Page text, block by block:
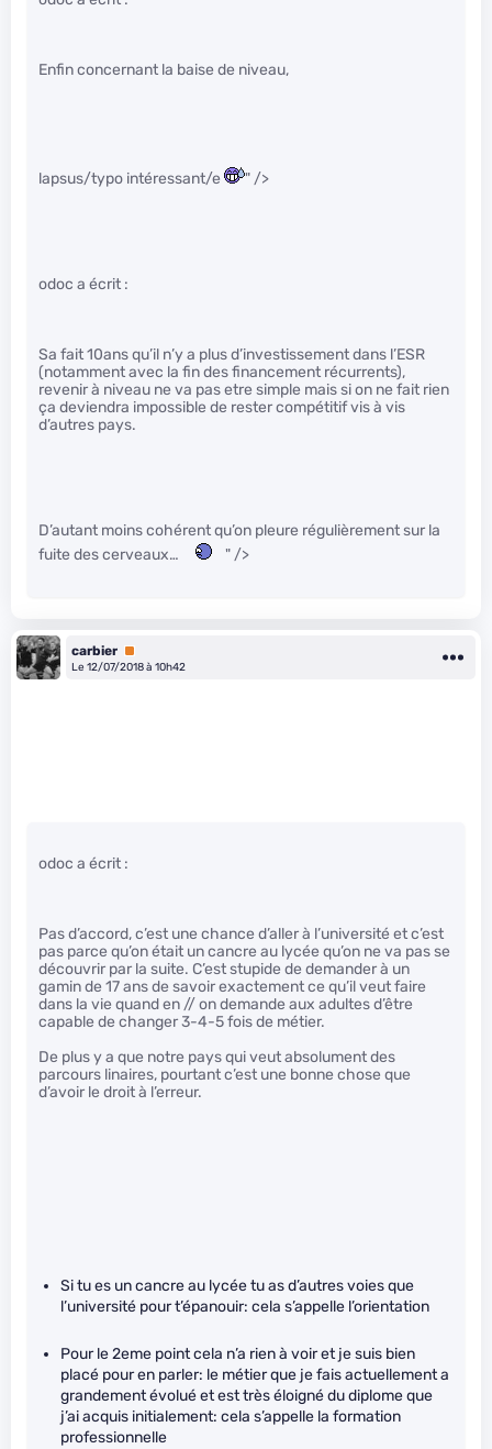
Enfin concernant la baise de niveau,
lapsus/typo intéressant/e " />
odoc a écrit :
Sa fait 10ans qu’il n’y a plus d’investissement dans l’ESR
(notamment avec la fin des financement récurrents),
revenir à niveau ne va pas etre simple mais si on ne fait rien
ça deviendra impossible de rester compétitif vis à vis
d’autres pays.
D’autant moins cohérent qu’on pleure régulièrement sur la
fuite des cerveaux…
" />
carbier Premium
Le 12/07/2018 à 10h42
odoc a écrit :
Pas d’accord, c’est une chance d’aller à l’université et c’est
pas parce qu’on était un cancre au lycée qu’on ne va pas se
découvrir par la suite. C’est stupide de demander à un
gamin de 17 ans de savoir exactement ce qu’il veut faire
dans la vie quand en // on demande aux adultes d’être
capable de changer 3-4-5 fois de métier.
De plus y a que notre pays qui veut absolument des
parcours linaires, pourtant c’est une bonne chose que
d’avoir le droit à l’erreur.
Si tu es un cancre au lycée tu as d’autres voies que
l’université pour t’épanouir: cela s’appelle l’orientation
Pour le 2eme point cela n’a rien à voir et je suis bien
placé pour en parler: le métier que je fais actuellement a
grandement évolué et est très éloigné du diplome que
j’ai acquis initialement: cela s’appelle la formation
professionnelle